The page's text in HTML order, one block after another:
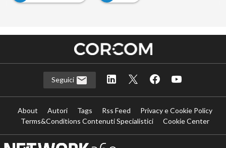
Seguici
About Autori Tags Rss Feed
Privacy e Cookie Policy
Terms&Conditions Contenuti Specialistici
Cookie Center